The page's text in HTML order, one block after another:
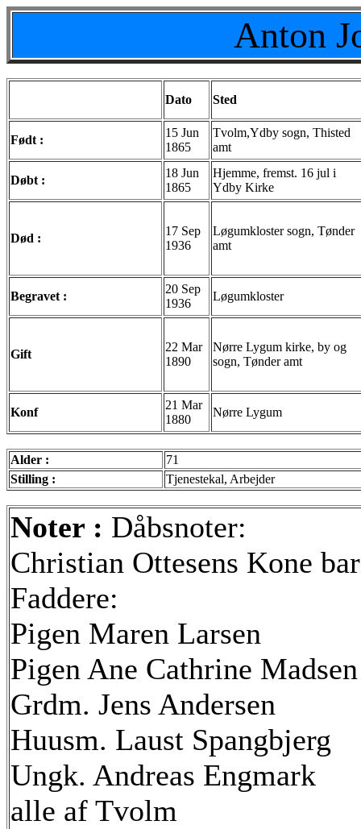
Anton
Dato Sted
Født :
15 Jun
1865
Tvolm,Ydby sogn, Thisted
amt
Døbt :
18 Jun
1865
Hjemme, fremst. 16 jul i
Ydby Kirke
Død :
17 Sep
1936
Løgumkloster sogn, Tønder
amt
Begravet :
20 Sep
1936
Løgumkloster
Gift
22 Mar
1890
Nørre Lygum kirke, by og
sogn, Tønder amt
Konf
21 Mar
1880
Nørre Lygum
Alder :
71
Stilling :
Tjenestekal, Arbejder
Noter : Dåbsnoter:
Christian Ottesens Kone
Faddere:
Pigen Maren Larsen
Pigen Ane Cathrine Madsen
Grdm. Jens Andersen
Huusm. Laust Spangbjerg
Ungk. Andreas Engmark
alle af Tvolm